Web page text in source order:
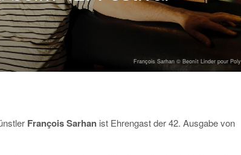
François Sarhan © Beonît Linder pour Poly
François Sarhan ist Ehrengast der 42. Ausgabe von